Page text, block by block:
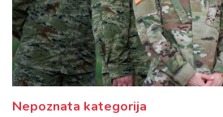
Nepoznata kategorija